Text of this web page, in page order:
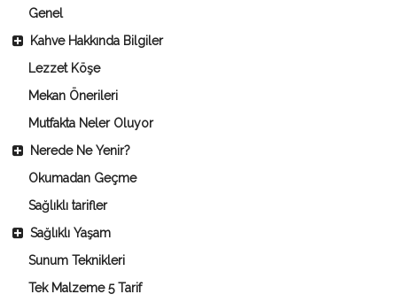
Genel
Kahve Hakkında Bilgiler
Lezzet Köşe
Mekan Önerileri
Mutfakta Neler Oluyor
Nerede Ne Yenir?
Okumadan Geçme
Sağlıklı tarifler
Sağlıklı Yaşam
Sunum Teknikleri
Tek Malzeme 5 Tarif